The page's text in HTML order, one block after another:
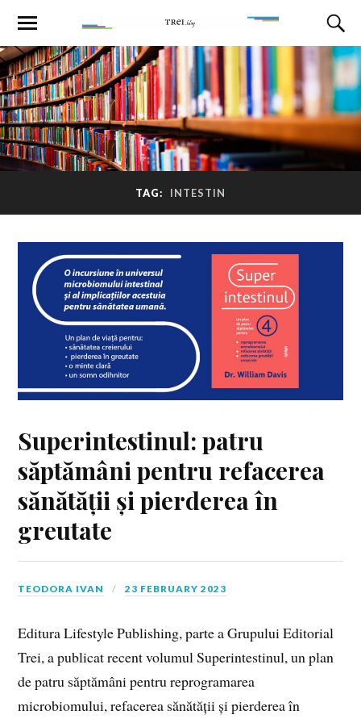
TAG: INTESTIN
Superintestinul: patru
săptămâni pentru refacerea
sănătății și pierderea în
greutate
TEODORA IVAN 23 FEBRUARY 2023
Editura Lifestyle Publishing, parte a Grupului Editorial
Trei, a publicat recent volumul Superintestinul, un plan
de patru săptămâni pentru reprogramarea
microbiomului, refacerea sănătății și pierderea în